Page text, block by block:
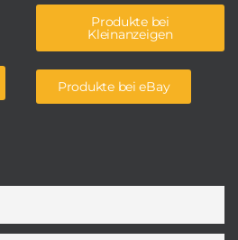
Produkte bei
Kleinanzeigen
Produkte bei eBay